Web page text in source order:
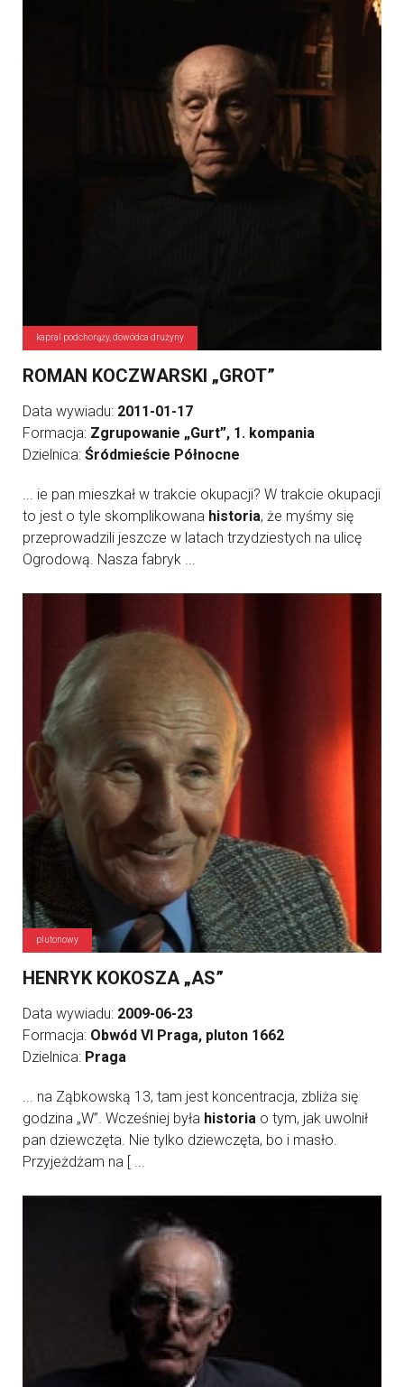
kapral podchorąży, dowódca drużyny
ROMAN KOCZWARSKI „GROT”
Data wywiadu: 2011-01-17
Formacja: Zgrupowanie „Gurt”, 1. kompania
Dzielnica: Śródmieście Północne
... ie pan mieszkał w trakcie okupacji? W trakcie okupacji
to jest o tyle skomplikowana historia, że myśmy się
przeprowadzili jeszcze w latach trzydziestych na ulicę
Ogrodową. Nasza fabryk ...
plutonowy
HENRYK KOKOSZA „AS”
Data wywiadu: 2009-06-23
Formacja: Obwód VI Praga, pluton 1662
Dzielnica: Praga
... na Ząbkowską 13, tam jest koncentracja, zbliża się
godzina „W”. Wcześniej była historia o tym, jak uwolnił
pan dziewczęta. Nie tylko dziewczęta, bo i masło.
Przyjeżdżam na [ ...